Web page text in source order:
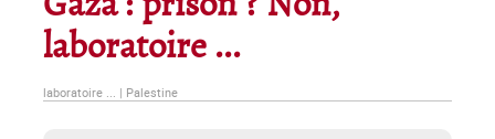
laboratoire ...
laboratoire ... | Palestine